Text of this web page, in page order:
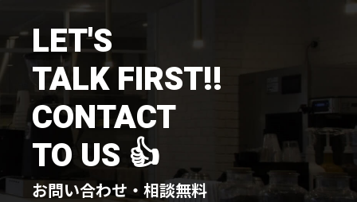
知る
はじめての方
店舗内装工事.comの強み
施工までの流れ
コラムを読む
お客様のこえ
LET'S
TALK FIRST!!
CONTACT
TO US 👍
お問い合わせ・相談無料